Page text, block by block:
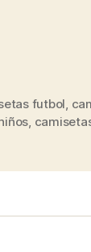
futbol,
,